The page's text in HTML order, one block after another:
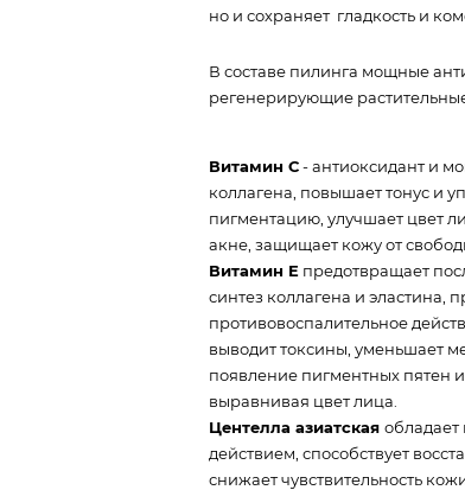
но и сохраняет гладкость и
В составе пилинга мощные
регенерирующие
Витамин С- антиоксидант и
коллагена, повышает тонус и
пигментацию, улучшает цвет
акне, защищает кожу от
Витамин E предотвращает
синтез коллагена и эластина,
противовоспалительное
выводит токсины, уменьшает
появление пигментных пятен и
выравнивая цвет лица.
Центелла азиатская
действием, способствует
снижает чувствительность